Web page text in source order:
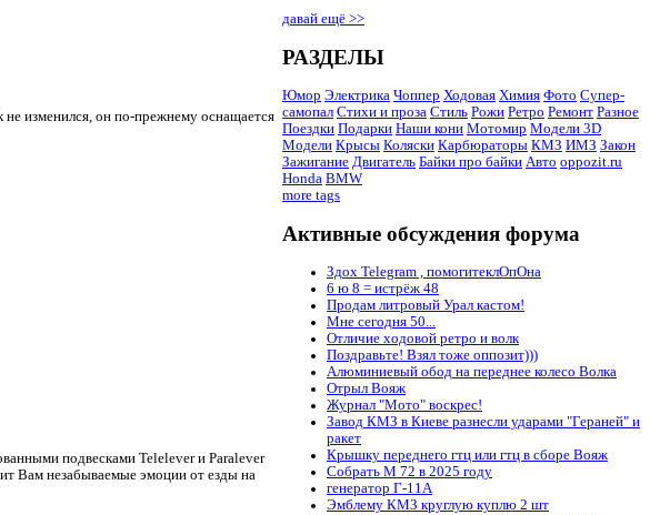
изменился, он по-прежнему оснащается
подвесками Telelever и Paralever
Вам незабываемые эмоции от езды на
давай ещё >>
РАЗДЕЛЫ
Юмор Электрика Чоппер Ходовая Химия Фото Супер-
самопал Стихи и проза Стиль Рожи Ретро Ремонт Разное
Поездки Подарки Наши кони Мотомир Модели 3D
Модели Крысы Коляски Карбюраторы КМЗ ИМЗ Закон
Зажигание Двигатель Байки про байки Авто oppozit.ru
Honda BMW
more tags
Активные обсуждения форума
Здох Telegram , помогитеклОпОна
6 ю 8 = истрёж 48
Продам литровый Урал кастом!
Мне сегодня 50...
Отличие ходовой ретро и волк
Поздравьте! Взял тоже оппозит)))
Алюминиевый обод на переднее колесо Волка
Отрыл Вояж
Журнал "Мото" воскрес!
Завод КМЗ в Киеве разнесли ударами "Гераней" и
ракет
Крышку переднего гтц или гтц в сборе Вояж
Собрать М 72 в 2025 году
генератор Г-11А
Эмблему КМЗ круглую куплю 2 шт